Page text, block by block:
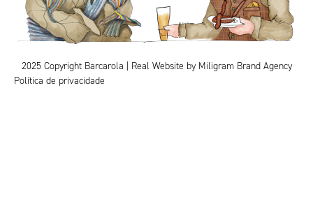
2025 Copyright Barcarola | Real Website by Miligram Brand Agency
Política de privacidade